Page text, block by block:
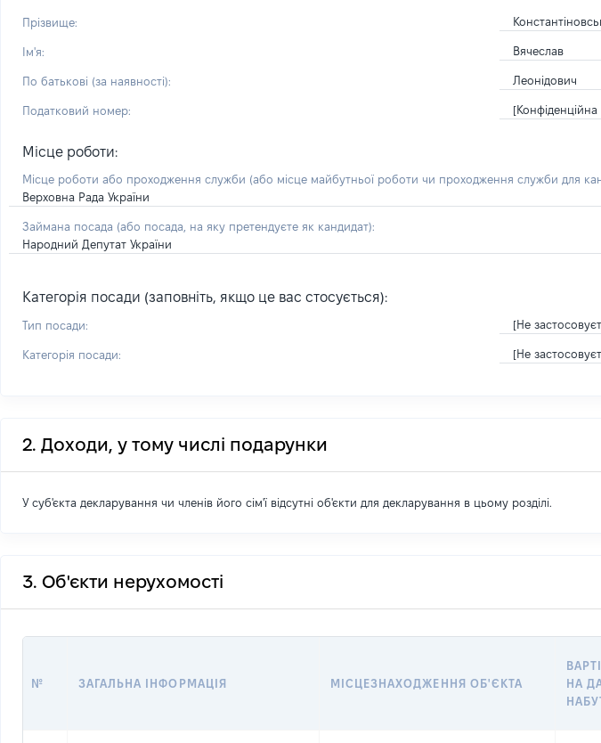
Прізвище:
Ім'я: Вячеслав
По батькові (за наявності): Леонідович
Податковий номер: [Конфіденційна
Місце роботи:
Місце роботи або проходження служби (або місце майбутньої роботи чи проходження служби для
Верховна Рада України
Займана посада (або посада, на яку претендуєте як кандидат):
Народний Депутат України
Категорія посади (заповніть, якщо це вас стосується):
Тип посади: [Не
Категорія посади: [Не
2. Доходи, у тому числі подарунки
У суб'єкта декларування чи членів його сім'ї відсутні об'єкти для декларування в цьому розділі.
3. Об'єкти нерухомості
№ ЗАГАЛЬНА ІНФОРМАЦІЯ МІСЦЕЗНАХОДЖЕННЯ ОБ'ЄКТА
НА